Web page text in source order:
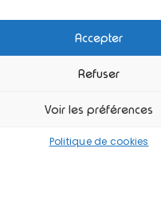
Accepter
Refuser
Voir les préférences
Politique de cookies
Boheme
- Les Enfants de Bohème - Une